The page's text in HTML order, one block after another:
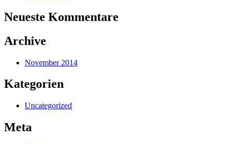
Neueste Kommentare
Archive
November 2014
Kategorien
Uncategorized
Meta